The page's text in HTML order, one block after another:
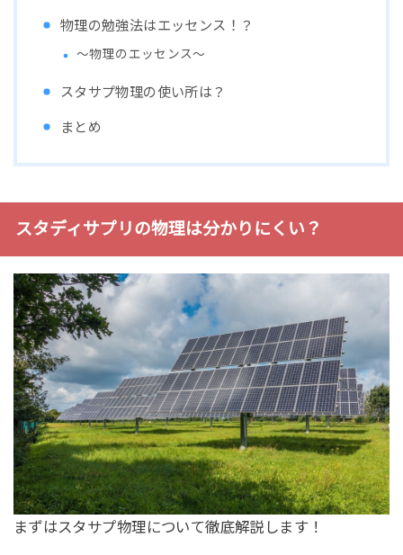
物理の勉強法はエッセンス！？
～物理のエッセンス～
スタサプ物理の使い所は？
まとめ
スタディサプリの物理は分かりにくい？
まずはスタサプ物理について徹底解説します！